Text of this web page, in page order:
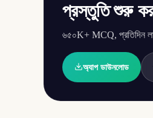
প্রস্তুতি শুরু
৬৫০K+ MCQ, প্রতিদিন
অ্যাপ ডাউনলোড